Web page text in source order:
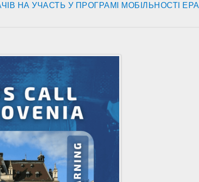
НА УЧАСТЬ У ПРОГРАМІ МОБІЛЬНОСТІ